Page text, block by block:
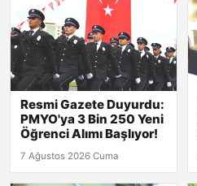
Resmi Gazete Duyurdu:
PMYO'ya 3 Bin 250 Yeni
Öğrenci Alımı Başlıyor!
7 Ağustos 2026 Cuma